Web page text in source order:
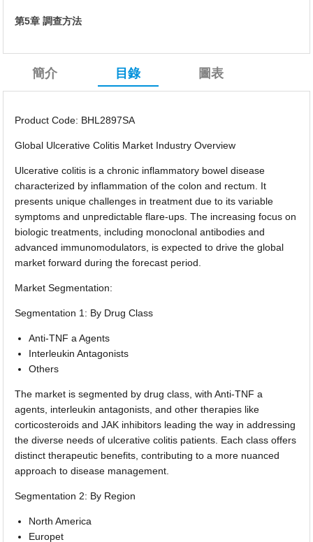
第5章 調查方法
簡介 目錄 圖表
Product Code: BHL2897SA
Global Ulcerative Colitis Market Industry Overview
Ulcerative colitis is a chronic inflammatory bowel disease
characterized by inflammation of the colon and rectum. It
presents unique challenges in treatment due to its variable
symptoms and unpredictable flare-ups. The increasing focus on
biologic treatments, including monoclonal antibodies and
advanced immunomodulators, is expected to drive the global
market forward during the forecast period.
Market Segmentation:
Segmentation 1: By Drug Class
Anti-TNF a Agents
Interleukin Antagonists
Others
The market is segmented by drug class, with Anti-TNF a
agents, interleukin antagonists, and other therapies like
corticosteroids and JAK inhibitors leading the way in addressing
the diverse needs of ulcerative colitis patients. Each class offers
distinct therapeutic benefits, contributing to a more nuanced
approach to disease management.
Segmentation 2: By Region
North America
Europet